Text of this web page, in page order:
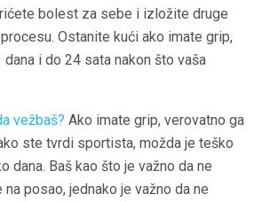
bolest za sebe i izložite druge
Ostanite kući ako imate grip,
i do 24 sata nakon što vaša
vežbaš? Ako imate grip, verovatno ga
ste tvrdi sportista, možda je teško
dana. Baš kao što je važno da ne
posao, jednako je važno da ne